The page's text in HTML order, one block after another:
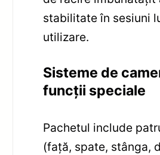
stabilitate în sesiuni
utilizare.
Sisteme de
funcții speciale
Pachetul include
(față, spate, stânga,